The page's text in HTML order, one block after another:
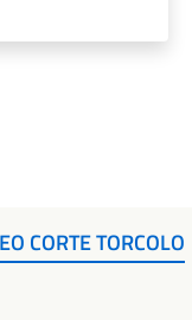
CORTE TORCOLO